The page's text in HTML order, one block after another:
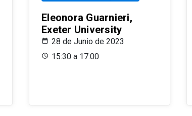
Eleonora Guarnieri,
Exeter University
28 de Junio de 2023
15:30 a 17:00